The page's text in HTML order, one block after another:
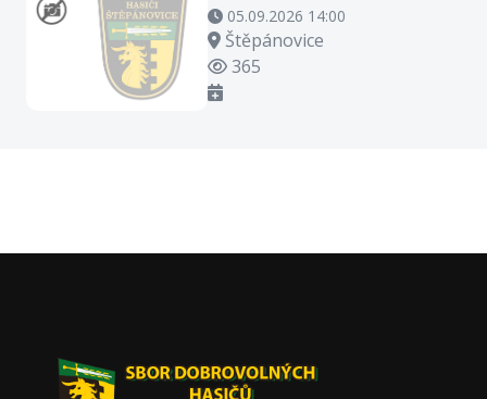
05.09.2026 14:00 - 05.09.2026 15:00
05.09.2026 14:00
Místo konání
Štěpánovice
Počet zhlédnutí
365